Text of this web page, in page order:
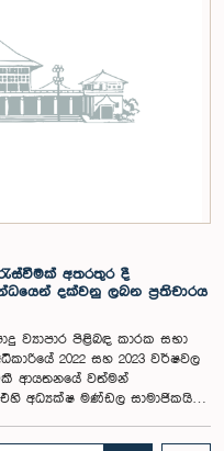
සඳහා අනුග්‍රාහකත්වය
Inclusive Impact)
සඳහා සහභාගීවීමට
18 – 35 අතර තරුණ තරුණියන්
ඔස්සේ අදාළ පෝරමය
අතරතුර දී
දක්වනු ලබන ප්‍රතිචාරය
ව්‍යාපාර පිළිබඳ කාරක සභා
2022 සහ 2023 වර්ෂවල
ආයතනයේ වත්මන්
අධ්‍යක්ෂ මණ්ඩල සාමාජිකයින්